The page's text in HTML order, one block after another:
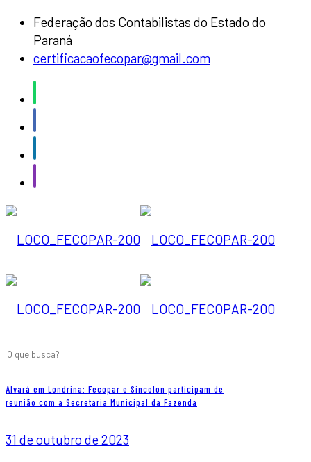
Federação dos Contabilistas do Estado do
Paraná
certificacaofecopar@gmail.com
Alvará em Londrina: Fecopar e Sincolon participam de
reunião com a Secretaria Municipal da Fazenda
31 de outubro de 2023